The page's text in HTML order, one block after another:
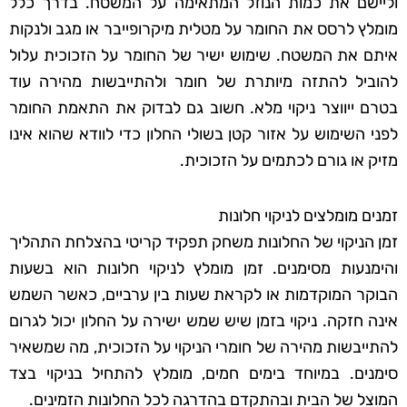
מומלץ לרסס את החומר על מטלית מיקרופייבר או מגב ולנקות
איתם את המשטח. שימוש ישיר של החומר על הזכוכית עלול
להוביל להתזה מיותרת של חומר ולהתייבשות מהירה עוד
בטרם ייווצר ניקוי מלא. חשוב גם לבדוק את התאמת החומר
לפני השימוש על אזור קטן בשולי החלון כדי לוודא שהוא אינו
מזיק או גורם לכתמים על הזכוכית.
זמנים מומלצים לניקוי חלונות
זמן הניקוי של החלונות משחק תפקיד קריטי בהצלחת התהליך
והימנעות מסימנים. זמן מומלץ לניקוי חלונות הוא בשעות
הבוקר המוקדמות או לקראת שעות בין ערביים, כאשר השמש
אינה חזקה. ניקוי בזמן שיש שמש ישירה על החלון יכול לגרום
להתייבשות מהירה של חומרי הניקוי על הזכוכית, מה שמשאיר
סימנים. במיוחד בימים חמים, מומלץ להתחיל בניקוי בצד
המוצל של הבית ובהתקדם בהדרגה לכל החלונות הזמינים.